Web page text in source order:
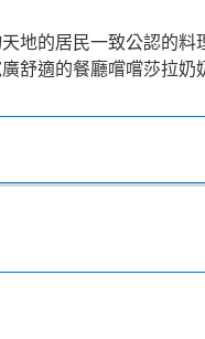
地的居民一致公認的
舒適的餐廳嚐嚐莎拉奶